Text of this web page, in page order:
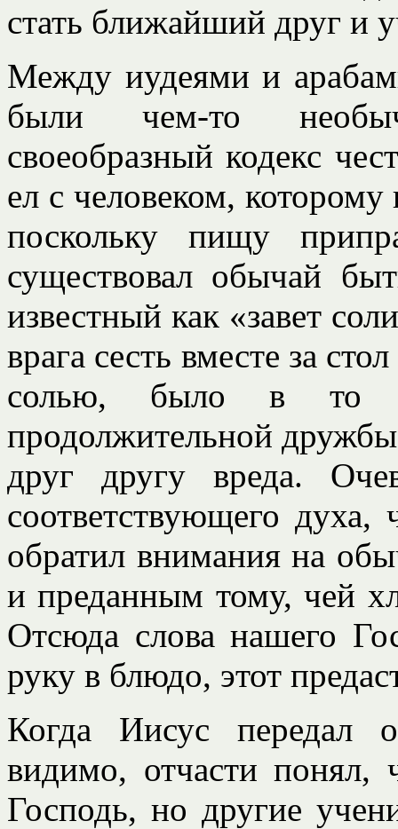
стать ближайший друг и
Между иудеями и
были чем-то
своеобразный кодекс
ел с человеком,
поскольку пищу
существовал обычай
известный как «завет
врага сесть вместе за
солью, было в то
продолжительной
друг другу вреда.
соответствующего
обратил внимания на
и преданным тому, чей
Отсюда слова нашего
руку в блюдо, этот
Когда Иисус передал
видимо, отчасти
Господь, но другие